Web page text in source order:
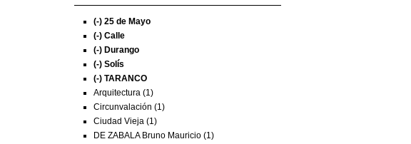
(-) 25 de Mayo
(-) Calle
(-) Durango
(-) Solís
(-) TARANCO
Arquitectura (1)
Circunvalación (1)
Ciudad Vieja (1)
DE ZABALA Bruno Mauricio (1)